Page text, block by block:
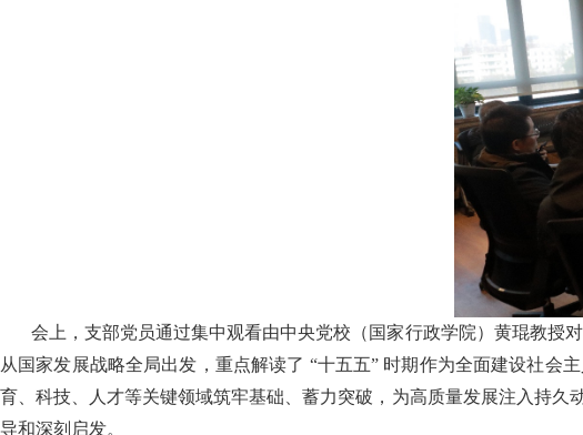
会上，支部党员通过集中观看由中央党校（国家行政学院）黄琨教授
从国家发展战略全局出发，重点解读了 “十五五” 时期作为全面建设社会
育、科技、人才等关键领域筑牢基础、蓄力突破，为高质量发展注入持
导和深刻启发。